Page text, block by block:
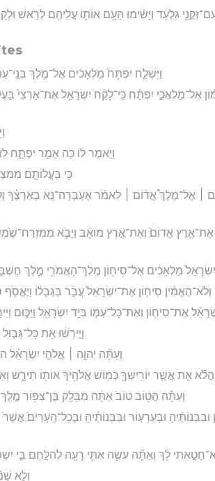
גִלְעָ֔ד וַיָּשִׂ֨ימוּ הָעָ֥ם אוֹת֛וֹ עֲלֵיהֶ֖ם לְרֹ֣אשׁ
וַיִּשְׁלַ֤ח יִפְתָּח֙ מַלְאָכִ֔ים אֶל־מֶ֥לֶךְ
אֶל־מַלְאֲכֵ֣י יִפְתָּ֗ח כִּֽי־לָקַ֨ח יִשְׂרָאֵ֤ל אֶת־אַרְצִי֙
וַיֹּ֣אמֶר ל֔וֹ כֹּ֖ה אָמַ֣ר יִפְתָּ֑ח
כִּ֖י בַּעֲלוֹתָ֣ם
׀ אֶל־מֶלֶךְ֩ אֱד֨וֹם ׀ לֵאמֹ֜ר אֶעְבְּרָה־נָּ֣א בְאַרְצֶ֗ךָ
אֶת־אֶ֤רֶץ אֱדוֹם֙ וְאֶת־אֶ֣רֶץ מוֹאָ֔ב וַיָּבֹ֤א
מַלְאָכִ֔ים אֶל־סִיח֥וֹן מֶֽלֶךְ־הָאֱמֹרִ֖י מֶ֣לֶךְ
וְלֹא־הֶאֱמִ֨ין סִיח֤וֹן אֶת־יִשְׂרָאֵל֙ עֲבֹ֣ר בִּגְבֻל֔וֹ וַיֶּאֱסֹ֤ף
אֶת־סִיח֧וֹן וְאֶת־כָּל־עַמּ֛וֹ בְּיַ֥ד יִשְׂרָאֵ֖ל
וַיִּ֣ירְשׁ֔וּ אֵ֖ת
וְעַתָּ֞ה יְהוָ֣ה ׀ אֱלֹהֵ֣י יִשְׂרָאֵ֗ל
הֲלֹ֞א אֵ֣ת אֲשֶׁ֧ר יוֹרִֽישְׁךָ֛ כְּמ֥וֹשׁ אֱלֹהֶ֖יךָ אוֹת֥וֹ תִירָ֑שׁ
וְעַתָּ֗ה הֲט֥וֹב טוֹב֙ אַתָּ֔ה מִבָּלָ֥ק בֶּן־צִפּ֖וֹר
וּבְעַרְע֣וֹר וּבִבְנוֹתֶ֗יהָ וּבְכָל־הֶֽעָרִים֙
לָ֔ךְ וְאַתָּ֞ה עֹשֶׂ֥ה אִתִּ֛י רָעָ֖ה לְהִלָּ֣חֶם בִּ֑י יִשְׁפֹּ֨ט
וְלֹ֣א